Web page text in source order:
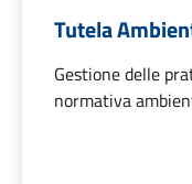
Tutela
Gestione delle
normativa